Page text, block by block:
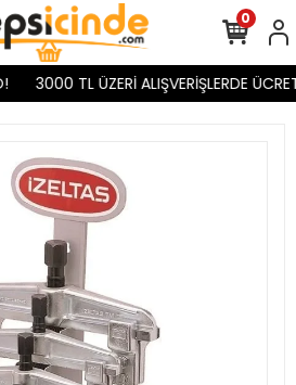
3000 TL ÜZERİ ALIŞVERİŞLERDE
0